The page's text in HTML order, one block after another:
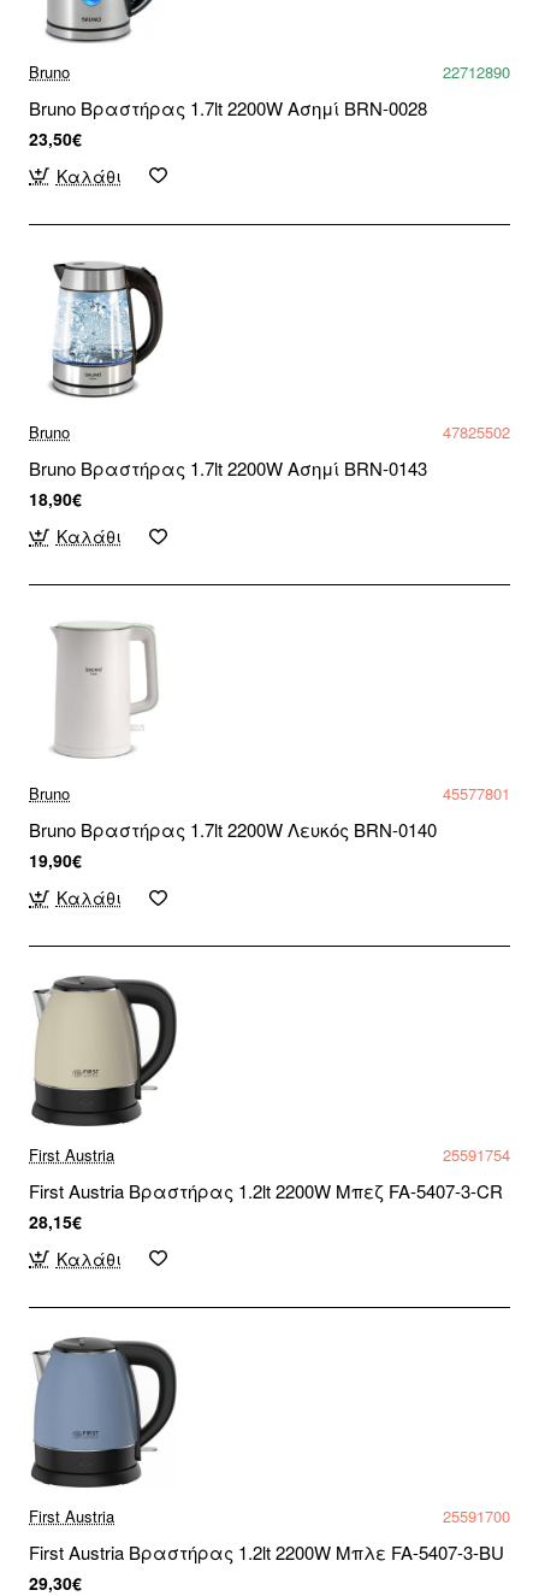
Bruno 22712890
Bruno Βραστήρας 1.7lt 2200W Ασημί BRN-0028
23,50€
Καλάθι
Bruno 47825502
Bruno Βραστήρας 1.7lt 2200W Ασημί BRN-0143
18,90€
Καλάθι
Bruno 45577801
Bruno Βραστήρας 1.7lt 2200W Λευκός BRN-0140
19,90€
Καλάθι
First Austria 25591754
First Austria Βραστήρας 1.2lt 2200W Μπεζ FA-5407-3-CR
28,15€
Καλάθι
First Austria 25591700
First Austria Βραστήρας 1.2lt 2200W Μπλε FA-5407-3-BU
29,30€